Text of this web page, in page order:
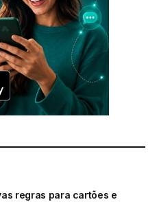
regras para cartões e